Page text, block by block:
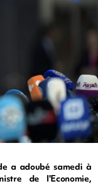
a adoubé samedi à
de l'Economie,